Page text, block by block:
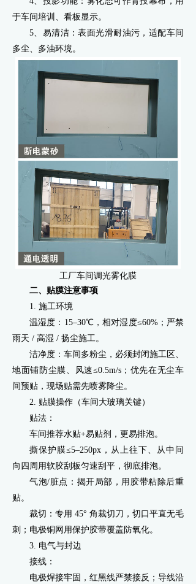
于车间培训、看板显示。
5、易清洁：表面光滑耐油污，适配车间
多尘、多油环境。
工厂车间调光雾化膜
二、贴膜注意事项
1. 施工环境
温湿度：15–30℃，相对湿度≤60%；严禁
雨天 / 高湿 / 扬尘施工。
洁净度：车间多粉尘，必须封闭施工区、
地面铺防尘膜、风速≤0.5m/s；优先在无尘车
间预贴，现场贴需先喷雾降尘。
2. 贴膜操作（车间大玻璃关键）
贴法：
车间推荐水贴+易贴剂，更易排泡。
撕保护膜≤5–250px，从上往下、从中间
向四周用软胶刮板匀速刮平，彻底排泡。
气泡/脏点：揭开局部，用胶带粘除后重
贴。
裁切：专用 45° 角裁切刀，切口平直无毛
刺；电极铜网用保护胶带覆盖防氧化。
3. 电气与封边
接线：
电极焊接牢固，红黑线严禁接反；导线沿